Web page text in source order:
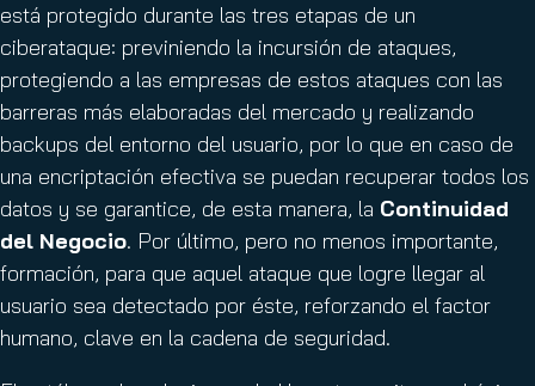
está protegido durante las tres etapas de un
ciberataque: previniendo la incursión de ataques,
protegiendo a las empresas de estos ataques con las
barreras más elaboradas del mercado y realizando
backups del entorno del usuario, por lo que en caso de
una encriptación efectiva se puedan recuperar todos los
datos y se garantice, de esta manera, la Continuidad
del Negocio. Por último, pero no menos importante,
formación, para que aquel ataque que logre llegar al
usuario sea detectado por éste, reforzando el factor
humano, clave en la cadena de seguridad.